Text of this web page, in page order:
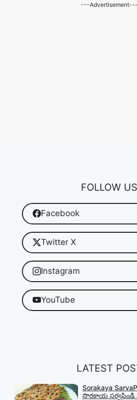
---Advertisement---
FOLLOW US
Facebook
Twitter X
Instagram
YouTube
LATEST
Sorakaya
సొరకాయ సర్వపిండి